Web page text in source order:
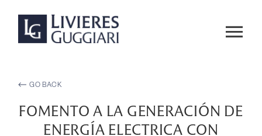
GO BACK
FOMENTO A LA GENERACIÓN DE
ENERGÍA ELECTRICA CON